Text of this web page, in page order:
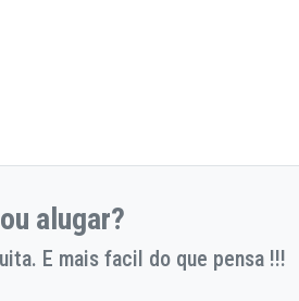
alugar?
E mais facil do que pensa !!!